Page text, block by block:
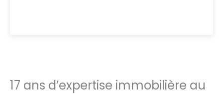
17 ans d’expertise immobilière au